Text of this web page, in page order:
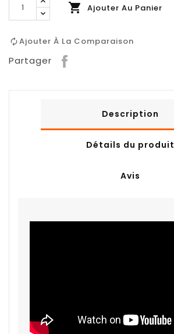
 Ajouter Au Panier
Ajouter À La Comparaison
Partager
Description
Détails du produit
Avis